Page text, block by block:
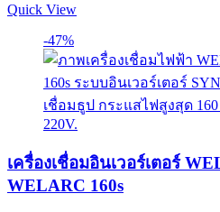
Quick View
-47%
เครื่องเชื่อมอินเวอร์เตอร์
WELARC 160s